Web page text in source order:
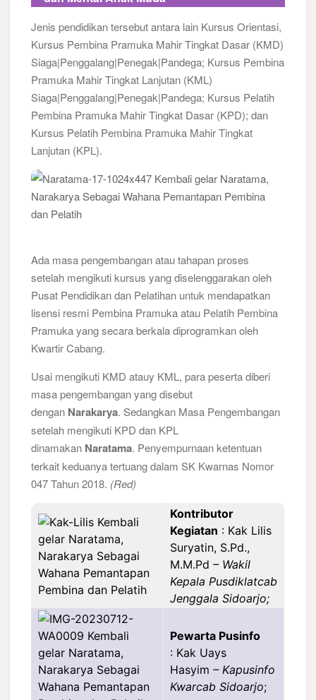
Jenis pendidikan tersebut antara lain Kursus Orientasi,
Kursus Pembina Pramuka Mahir Tingkat Dasar (KMD)
Siaga|Penggalang|Penegak|Pandega; Kursus Pembina
Pramuka Mahir Tingkat Lanjutan (KML)
Siaga|Penggalang|Penegak|Pandega; Kursus Pelatih
Pembina Pramuka Mahir Tingkat Dasar (KPD); dan
Kursus Pelatih Pembina Pramuka Mahir Tingkat
Lanjutan (KPL).
Ada masa pengembangan atau tahapan proses
setelah mengikuti kursus yang diselenggarakan oleh
Pusat Pendidikan dan Pelatihan untuk mendapatkan
lisensi resmi Pembina Pramuka atau Pelatih Pembina
Pramuka yang secara berkala diprogramkan oleh
Kwartir Cabang.
Usai mengikuti KMD atauy KML, para peserta diberi
masa pengembangan yang disebut
dengan Narakarya. Sedangkan Masa Pengembangan
setelah mengikuti KPD dan KPL
dinamakan Naratama. Penyempurnaan ketentuan
terkait keduanya tertuang dalam SK Kwarnas Nomor
047 Tahun 2018. (Red)
Kontributor
Kegiatan : Kak Lilis
Suryatin, S.Pd.,
M.M.Pd– Wakil
Kepala Pusdiklatcab
Jenggala Sidoarjo;
Pewarta Pusinfo
: Kak Uays
Hasyim– Kapusinfo
Kwarcab Sidoarjo;